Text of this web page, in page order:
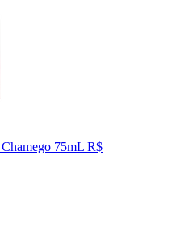
75mL R$